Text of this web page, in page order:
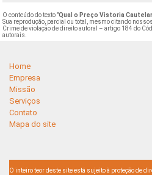
O conteúdo do texto "Qual o Preço Vistoria
Sua reprodução, parcial ou total, mesmo citando
Crime de violação de direito autoral – artigo 184 do
autorais
Home
Empresa
Missão
Serviços
Contato
Mapa do site
O inteiro teor deste site está sujeito à proteção de